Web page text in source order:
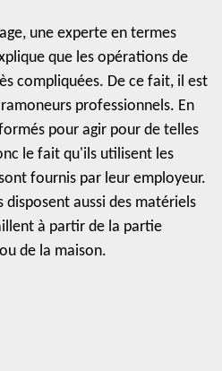
une experte en termes
que les opérations de
compliquées. De ce fait, il est
professionnels. En
pour agir pour de telles
le fait qu'ils utilisent les
fournis par leur employeur.
aussi des matériels
à partir de la partie
de la maison.